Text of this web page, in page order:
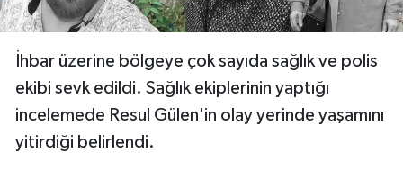
İhbar üzerine bölgeye çok sayıda sağlık ve polis
ekibi sevk edildi. Sağlık ekiplerinin yaptığı
incelemede Resul Gülen'in olay yerinde yaşamını
yitirdiği belirlendi.